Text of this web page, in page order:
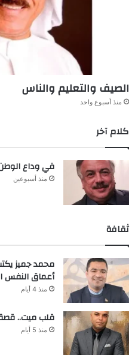
الصيف والتعليم والناس
منذ أسبوع واحد
كلام آخر
في وداع الوطن
منذ أسبوعين
ثقافة
محمد جميز
أعماق النفس
منذ 4 أيام
قلب ميت.. قصة
منذ 5 أيام